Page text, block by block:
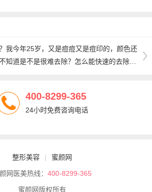
我今年25岁，又是痘痘又是痘印的，颜色还
知道是不是很难去除？怎么能快速的去除
400-8299-365
24小时免费咨询电话
整形美容 | 蜜颜网
网医美热线： 400-8299-365
蜜颜网版权所有